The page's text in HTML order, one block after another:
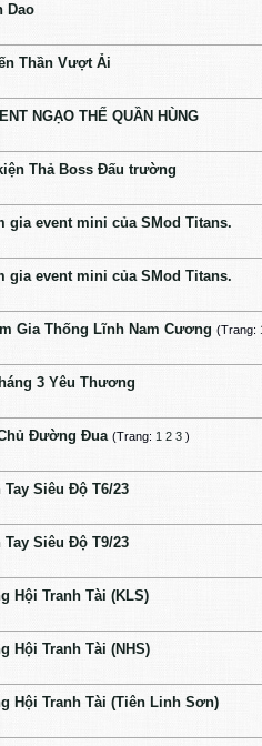
Dao
của 5 cấp độ
Thần Vượt Ải
cấp độ
NGẠO THẾ QUẦN HÙNG
của 5 cấp độ
5
Thả Boss Đấu trường
cấp độ
gia event mini của SMod Titans.
cấp độ
gia event mini của SMod Titans.
cấp độ
Gia Thống Lĩnh Nam Cương (Trang:
độ
3 Yêu Thương
của 5 cấp độ
Đường Đua (Trang: 1 2 3 )
của 5 cấp độ
Siêu Độ T6/23
của 5 cấp độ
Siêu Độ T9/23
của 5 cấp độ
Hội Tranh Tài (KLS)
của 5 cấp độ
Hội Tranh Tài (NHS)
của 5 cấp độ
Hội Tranh Tài (Tiên Linh Sơn)
của 5 cấp độ